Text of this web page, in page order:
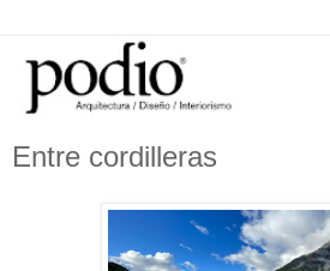
Entre cordilleras